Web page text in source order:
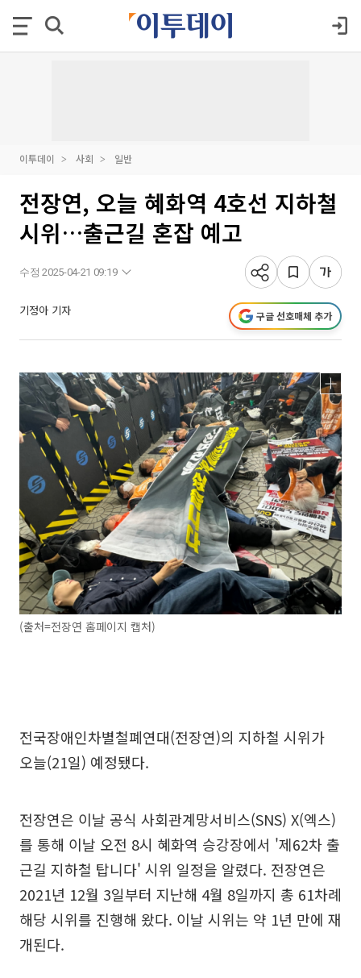
이투데이 사회 일반
전장연, 오늘 혜화역 4호선 지하철
시위…출근길 혼잡 예고
수정 2025-04-21 09:19
기정아 기자 구글 선호매체 추가
(출처=전장연 홈페이지 캡처)
전국장애인차별철폐연대(전장연)의 지하철 시위가
오늘(21일) 예정됐다.
전장연은 이날 공식 사회관계망서비스(SNS) X(엑스)
를 통해 이날 오전 8시 혜화역 승강장에서 '제62차 출
근길 지하철 탑니다' 시위 일정을 알렸다. 전장연은
2021년 12월 3일부터 지난해 4월 8일까지 총 61차례
해당 시위를 진행해 왔다. 이날 시위는 약 1년 만에 재
개된다.